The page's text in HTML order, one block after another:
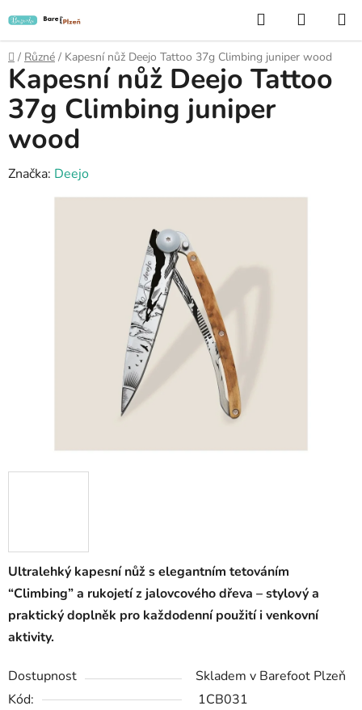
na
obsah
Hledat
KOŠÍK
Domů
/ Různé / Kapesní nůž Deejo Tattoo 37g Climbing juniper wood
Ultralehký kapesní nůž s elegantním tetováním
“Climbing” a rukojetí z jalovcového dřeva – stylový a
praktický doplněk pro každodenní použití i venkovní
aktivity.
Dostupnost
Skladem v Barefoot Plzeň
Kód:
1CB031
Kapesní nůž Deejo Tattoo
37g Climbing juniper
wood
Značka: Deejo